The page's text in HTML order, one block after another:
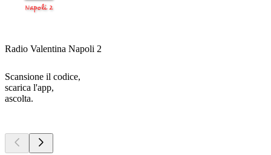
Radio Valentina Napoli 2
Scansione il codice,
scarica l'app,
ascolta.